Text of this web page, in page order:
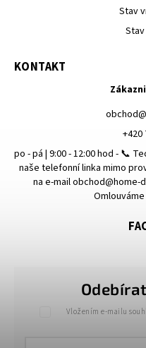
Stav
Vložením e-mailu
KONTAKT
obchod@
+420
po - pá | 9:00 - 12:00 hod - 📞
naše telefonní linka mimo
na e-mail obchod@home-